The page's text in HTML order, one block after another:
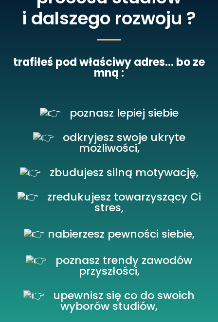
i dalszego rozwoju ?
trafiłeś pod właściwy adres… bo ze
mną :
poznasz lepiej siebie
odkryjesz swoje ukryte
możliwości,
zbudujesz silną motywację,
zredukujesz towarzyszący Ci
stres,
nabierzesz pewności siebie,
poznasz trendy zawodów
przyszłości,
upewnisz się co do swoich
wyborów studiów,